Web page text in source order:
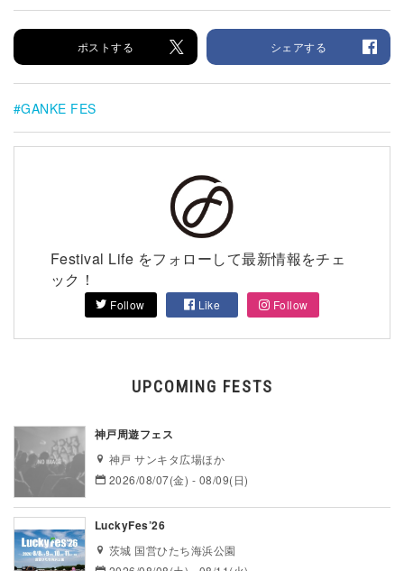
ポストする シェアする
GANKE FES
Festival Life をフォローして最新情報をチェ
ック！
Follow Like Follow
UPCOMING FESTS
神戸周遊フェス
神戸 サンキタ広場ほか
2026/08/07(金) - 08/09(日)
LuckyFes’26
茨城 国営ひたち海浜公園